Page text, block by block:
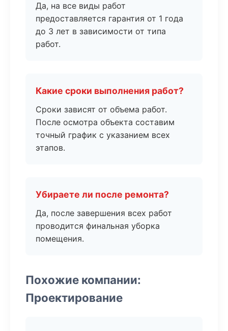
Да, на все виды работ
предоставляется гарантия от 1 года
до 3 лет в зависимости от типа
работ.
Какие сроки выполнения работ?
Сроки зависят от объема работ.
После осмотра объекта составим
точный график с указанием всех
этапов.
Убираете ли после ремонта?
Да, после завершения всех работ
проводится финальная уборка
помещения.
Похожие компании:
Проектирование